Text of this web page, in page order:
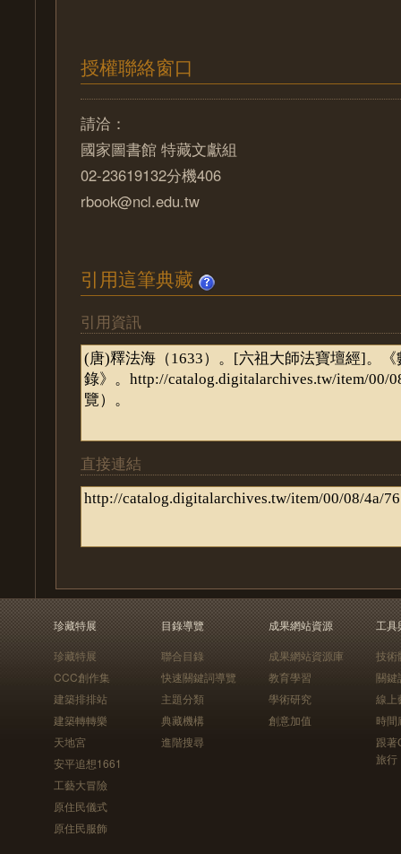
授權聯絡窗口
請洽：
國家圖書館 特藏文獻組
02-23619132分機406
rbook@ncl.edu.tw
引用這筆典藏
引用資訊
直接連結
珍藏特展
珍藏特展
CCC創作集
建築排排站
建築轉轉樂
天地宮
安平追想1661
工藝大冒險
原住民儀式
原住民服飾
目錄導覽
聯合目錄
快速關鍵詞導覽
主題分類
典藏機構
進階搜尋
成果網站資源
成果網站資源庫
教育學習
學術研究
創意加值
工具
技術
關鍵
線上
時間
跟
旅行